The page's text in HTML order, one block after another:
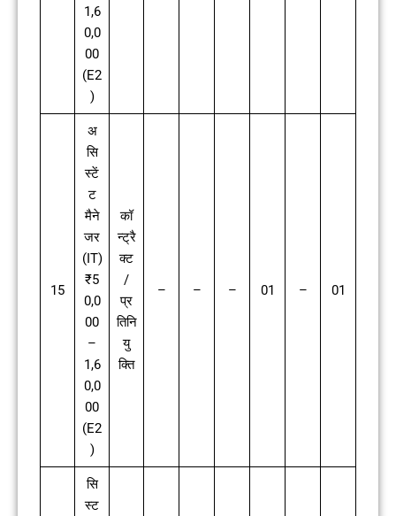
1,6
0,0
00
(E2
)
15
अ
सि
स्टें
ट
मैने
जर
(IT)
₹5
0,0
00
–
1,6
0,0
00
(E2
)
कॉ
न्ट्रै
क्ट
/
प्र
तिनि
यु
क्ति
– – – 01 – 01
सि
स्ट